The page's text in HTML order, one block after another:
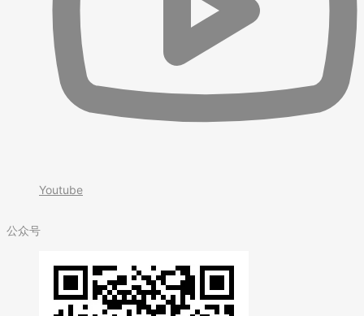
Youtube
公众号